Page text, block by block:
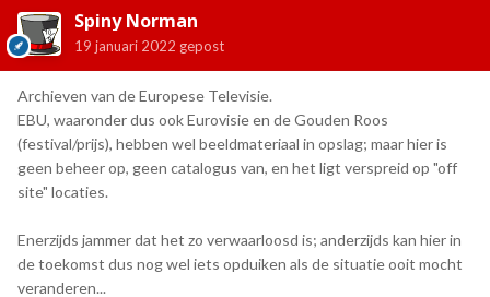
Spiny Norman
19 januari 2022 gepost
Archieven van de Europese Televisie.
EBU, waaronder dus ook Eurovisie en de Gouden Roos
(festival/prijs), hebben wel beeldmateriaal in opslag; maar hier is
geen beheer op, geen catalogus van, en het ligt verspreid op "off
site" locaties.
Enerzijds jammer dat het zo verwaarloosd is; anderzijds kan hier in
de toekomst dus nog wel iets opduiken als de situatie ooit mocht
veranderen...